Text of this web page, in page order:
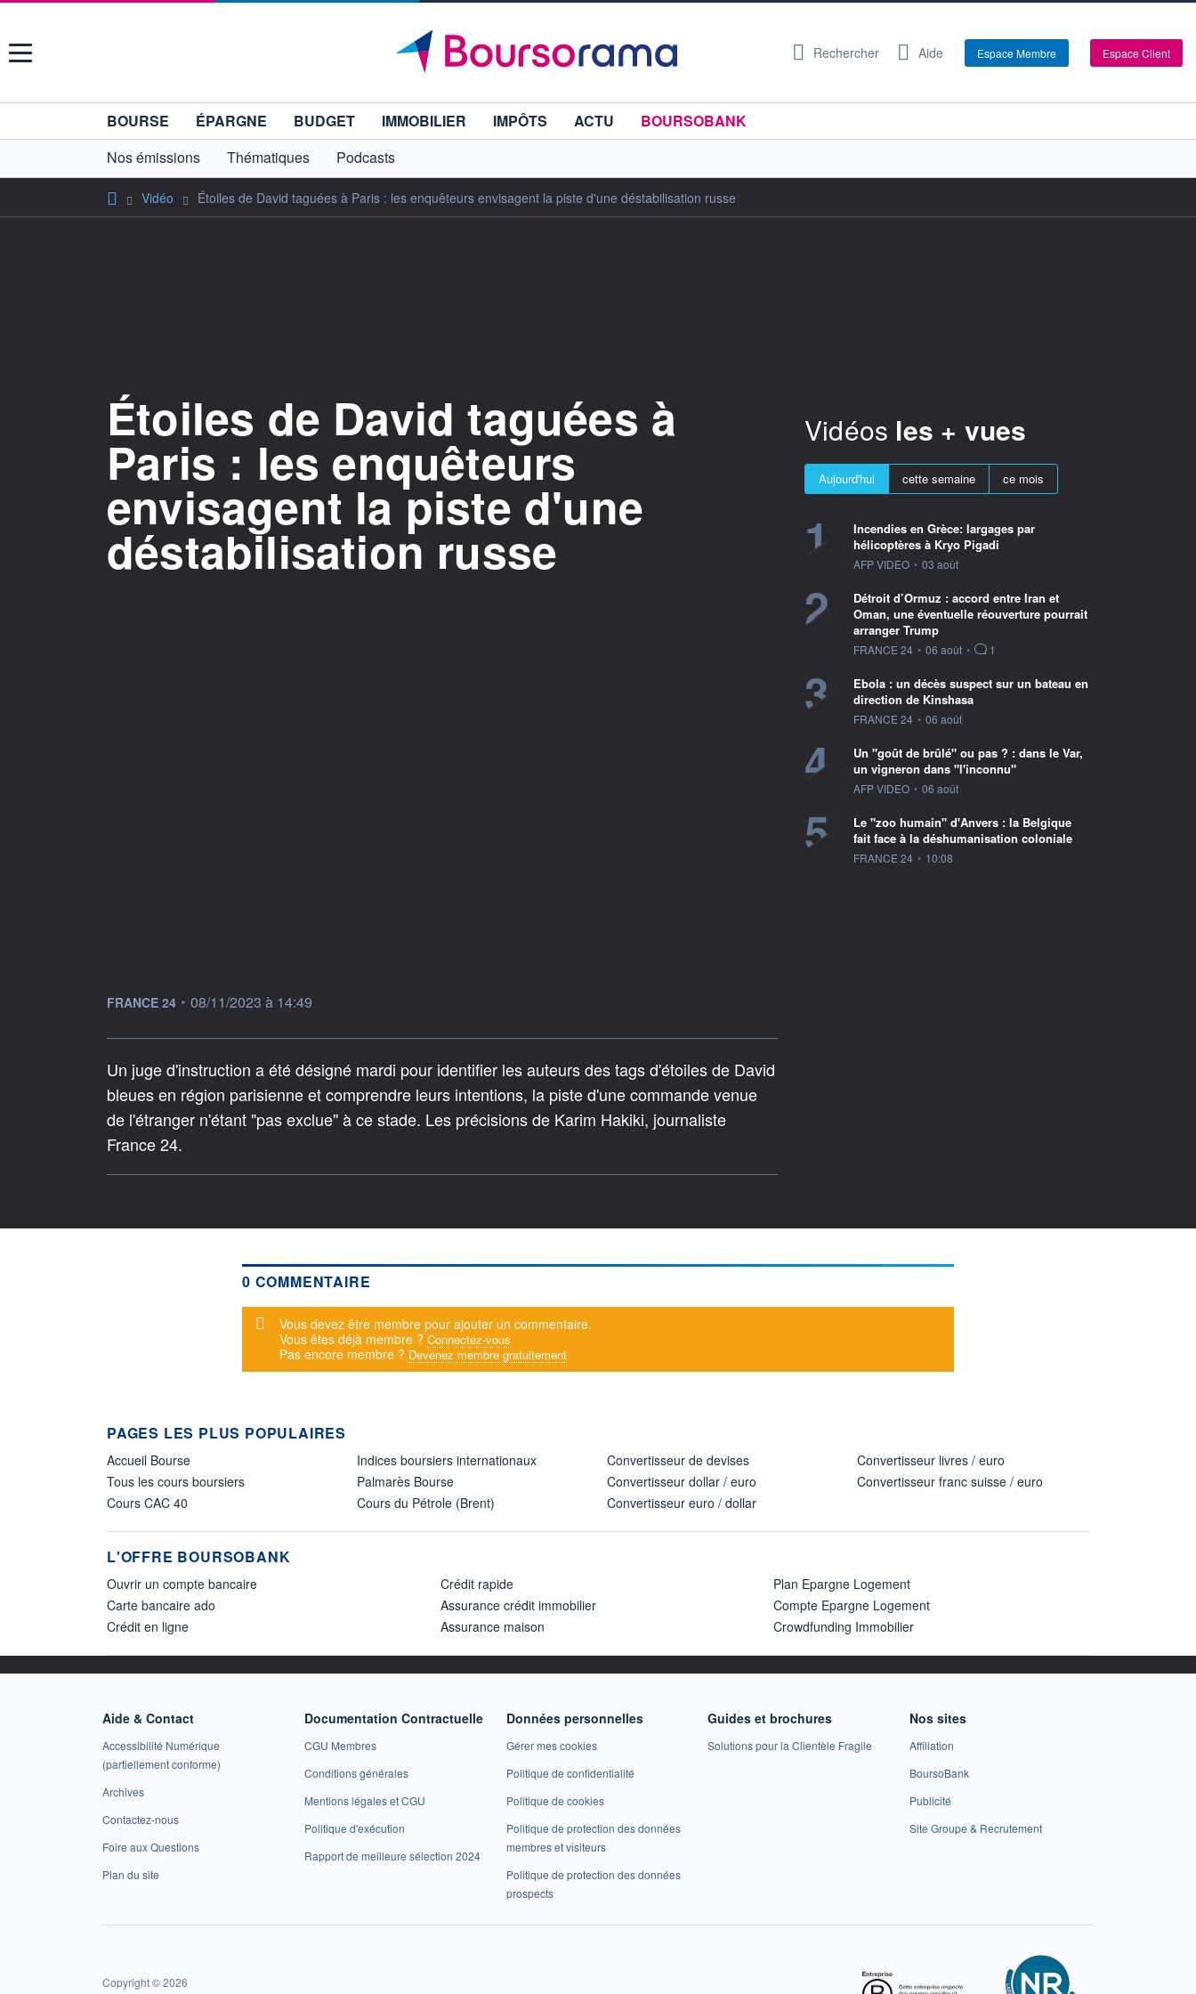
Menu Rechercher Aide Espace Membre Espace Client
BOURSE ÉPARGNE BUDGET IMMOBILIER IMPÔTS ACTU
BOURSOBANK
Nos émissions
Thématiques Podcasts
Vidéo Étoiles de David taguées à Paris : les enquêteurs envisagent la piste d'une déstabilisation russe
Étoiles de David taguées à
Paris : les enquêteurs
envisagent la piste d'une
déstabilisation russe
information fournie par
FRANCE 24 • 08/11/2023 à 14:49
Un juge d'instruction a été désigné mardi pour identifier les auteurs des tags d'étoiles de David
bleues en région parisienne et comprendre leurs intentions, la piste d'une commande venue
de l'étranger n'étant "pas exclue" à ce stade. Les précisions de Karim Hakiki, journaliste
France 24.
Vidéos les + vues
Aujourd'hui cette semaine ce mois
1
Incendies en Grèce: largages par
hélicoptères à Kryo Pigadi
information fournie par
AFP VIDEO • 03 août
2
Détroit d’Ormuz : accord entre Iran et
Oman, une éventuelle réouverture pourrait
arranger Trump
information fournie par
FRANCE 24 • 06 août • 1
3
Ebola : un décès suspect sur un bateau en
direction de Kinshasa
information fournie par
FRANCE 24 • 06 août
4
Un "goût de brûlé" ou pas ? : dans le Var,
un vigneron dans "l'inconnu"
information fournie par
AFP VIDEO • 06 août
5
Le "zoo humain" d'Anvers : la Belgique
fait face à la déshumanisation coloniale
information fournie par
FRANCE 24 • 10:08
0 COMMENTAIRE
Message d'alerte
Vous devez être membre pour ajouter un commentaire.
Vous êtes déjà membre ? Connectez-vous
Pas encore membre ? Devenez membre gratuitement
PAGES LES PLUS POPULAIRES
Accueil Bourse
Tous les cours boursiers
Cours CAC 40
Indices boursiers internationaux
Palmarès Bourse
Cours du Pétrole (Brent)
Convertisseur de devises
Convertisseur dollar / euro
Convertisseur euro / dollar
Convertisseur livres / euro
Convertisseur franc suisse / euro
L'OFFRE BOURSOBANK
Ouvrir un compte bancaire
Carte bancaire ado
Crédit en ligne
Crédit rapide
Assurance crédit immobilier
Assurance maison
Plan Epargne Logement
Compte Epargne Logement
Crowdfunding Immobilier
Aide & Contact
Accessibilité Numérique
(partiellement conforme)
Archives
Contactez-nous
Foire aux Questions
Plan du site
Documentation Contractuelle
CGU Membres
Conditions générales
Mentions légales et CGU
Politique d'exécution
Rapport de meilleure sélection 2024
Données personnelles
Gérer mes cookies
Politique de confidentialité
Politique de cookies
Politique de protection des données
membres et visiteurs
Politique de protection des données
prospects
Guides et brochures
Solutions pour la Clientèle Fragile
Nos sites
Affiliation
BoursoBank
Publicité
Site Groupe & Recrutement
Copyright © 2026